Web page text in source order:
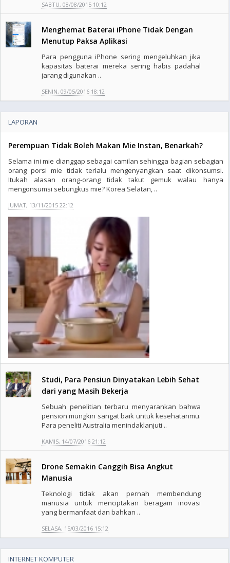
SABTU, 08/08/2015 10:12
Menghemat Baterai iPhone Tidak Dengan
Menutup Paksa Aplikasi
Para pengguna iPhone sering mengeluhkan jika
kapasitas baterai mereka sering habis padahal
jarang digunakan ..
SENIN, 09/05/2016 18:12
LAPORAN
Perempuan Tidak Boleh Makan Mie Instan, Benarkah?
Selama ini mie dianggap sebagai camilan sehingga bagian sebagian
orang porsi mie tidak terlalu mengenyangkan saat dikonsumsi.
Itukah alasan orang-orang tidak takut gemuk walau hanya
mengonsumsi sebungkus mie? Korea Selatan, ..
JUMAT, 13/11/2015 22:12
Studi, Para Pensiun Dinyatakan Lebih Sehat
dari yang Masih Bekerja
Sebuah penelitian terbaru menyarankan bahwa
pension mungkin sangat baik untuk kesehatanmu.
Para peneliti Australia menindaklanjuti ..
KAMIS, 14/07/2016 21:12
Drone Semakin Canggih Bisa Angkut
Manusia
Teknologi tidak akan pernah membendung
manusia untuk menciptakan beragam inovasi
yang bermanfaat dan bahkan ..
SELASA, 15/03/2016 15:12
INTERNET KOMPUTER